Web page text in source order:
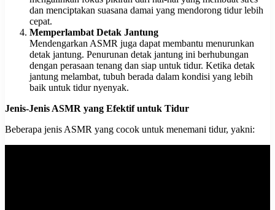
dan menciptakan suasana damai yang mendorong tidur lebih
cepat.
Memperlambat Detak Jantung
Mendengarkan ASMR juga dapat membantu menurunkan
detak jantung. Penurunan detak jantung ini berhubungan
dengan perasaan tenang dan siap untuk tidur. Ketika detak
jantung melambat, tubuh berada dalam kondisi yang lebih
baik untuk tidur nyenyak.
Jenis-Jenis ASMR yang Efektif untuk Tidur
Beberapa jenis ASMR yang cocok untuk menemani tidur, yakni: